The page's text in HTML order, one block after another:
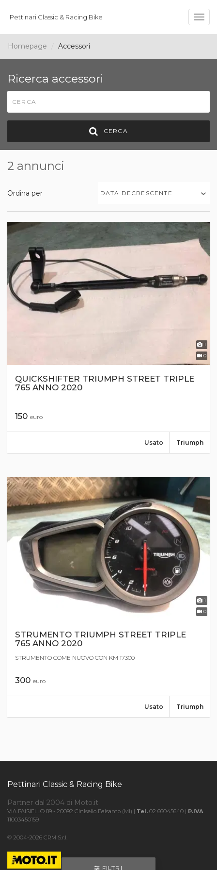
Pettinari Classic & Racing Bike
Homepage Accessori
Ricerca accessori
CERCA
2 annunci
Ordina per DATA DECRESCENTE
1
0
QUICKSHIFTER TRIUMPH STREET TRIPLE
765 ANNO 2020
150 euro
Triumph
Usato
1
0
STRUMENTO TRIUMPH STREET TRIPLE
765 ANNO 2020
STRUMENTO COME NUOVO CON KM 17300
300 euro
Triumph
Usato
Pettinari Classic & Racing Bike
Partner dal 2004 di Moto.it
VIA PAISIELLO 89 - 20092 Cinisello Balsamo (MI) | Tel. 02 66045640 | P.IVA
11003450159
© 2004-2026 CRM S.r.l.
FILTRI